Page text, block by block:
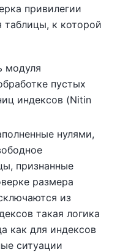
привилегии
таблицы, к которой
модуля
пустых
индексов (Nitin
нулями,
признанные
размера
из
такая логика
как для индексов
ситуации